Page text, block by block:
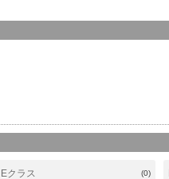
Eクラス (0)